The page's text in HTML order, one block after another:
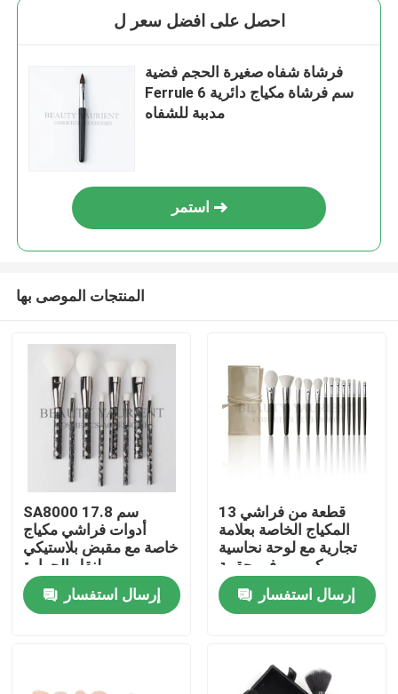
منزل
إتصال
احصل على افضل سعر ل
فرشاة شفاه صغيرة الحجم فضية
Ferrule 6 سم فرشاة مكياج دائرية
مدببة للشفاه
استمر
المنتجات الموصى بها
SA8000 17.8 سم
أدوات فراشي مكياج
خاصة مع مقبض بلاستيكي
لنقل الحرارة
إرسال استفسار
13 قطعة من فراشي
المكياج الخاصة بعلامة
تجارية مع لوحة نحاسية
كرومي في حقيبة
مستحضرات التجميل
إرسال استفسار